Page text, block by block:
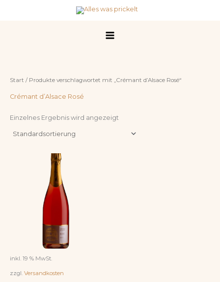
Start / Produkte verschlagwortet mit „Crémant d’Alsace Rosé“
Crémant d’Alsace Rosé
Einzelnes Ergebnis wird angezeigt
inkl. 19 % MwSt.
zzgl. Versandkosten